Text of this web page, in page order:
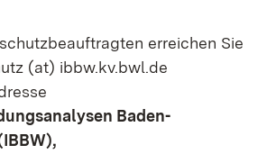
erreichen Sie
(at) ibbw.kv.bwl.de
Baden-